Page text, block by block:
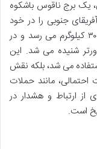
یک برج ناقوس باشکوه
جنوبی را در خود
جای داده است. وزن این ناقوس به بیش از ۳۰۰ کیلوگرم می رسد و در
بیش از ۱۰ کیلومتر دورتر شنیده می شد. این
می شد، بلکه نقش
مانند حملات
ارتباط و هشدار در
است.